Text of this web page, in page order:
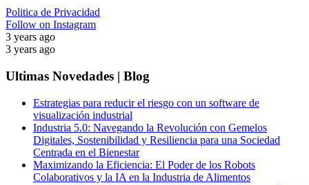
Politica de Privacidad
Follow on Instagram
3 years ago
3 years ago
Ultimas Novedades | Blog
Estrategias para reducir el riesgo con un software de
visualización industrial
Industria 5.0: Navegando la Revolución con Gemelos
Digitales, Sostenibilidad y Resiliencia para una Sociedad
Centrada en el Bienestar
Maximizando la Eficiencia: El Poder de los Robots
Colaborativos y la IA en la Industria de Alimentos